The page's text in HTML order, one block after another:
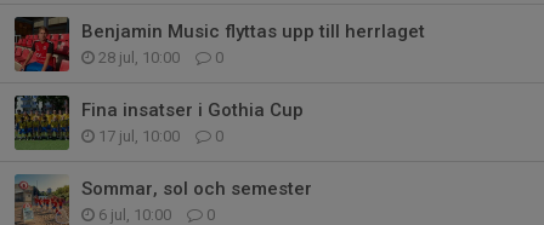
Benjamin Music flyttas upp till herrlaget
28 jul, 10:00 0
Fina insatser i Gothia Cup
17 jul, 10:00 0
Sommar, sol och semester
6 jul, 10:00 0